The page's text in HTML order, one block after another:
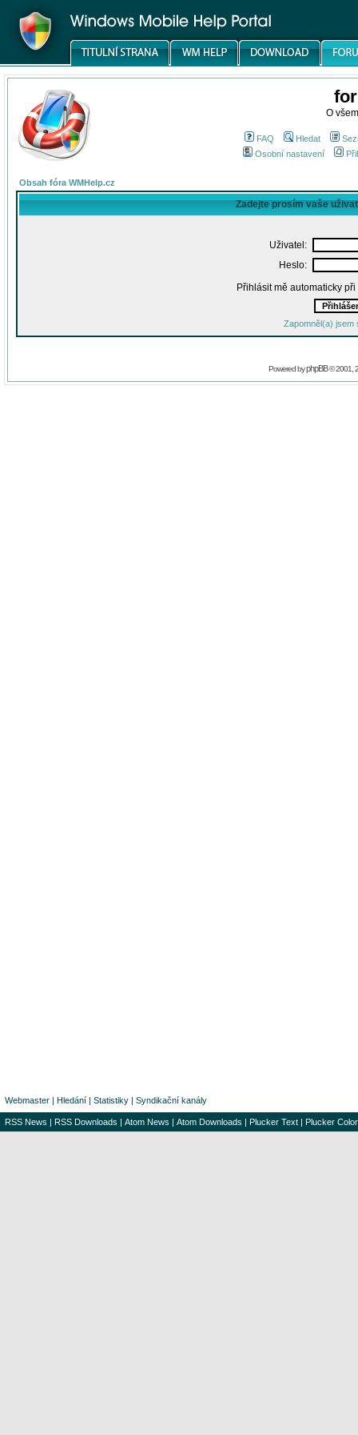
O
FAQ Hledat
Osobní nastavení
Obsah fóra WMHelp.cz
Zadejte prosím vaše
Uživatel:
Heslo:
Přihlásit mě automaticky
Zapomněl(a) jsem
Powered byphpBB© 2001,
Webmaster | Hledání | Statistiky | Syndikační kanály
RSS News | RSS Downloads | Atom News | Atom Downloads | Plucker Text | Plucker Color